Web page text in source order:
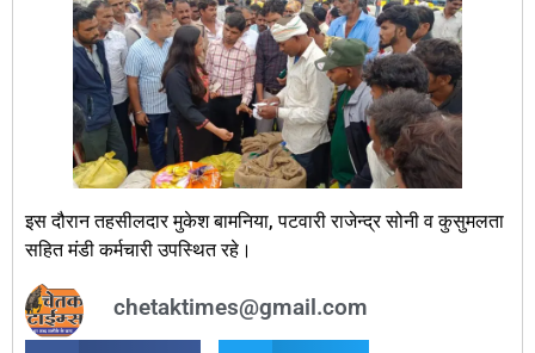
इस दौरान तहसीलदार मुकेश बामनिया, पटवारी राजेन्द्र सोनी व कुसुमलता
सहित मंडी कर्मचारी उपस्थित रहे।
chetaktimes@gmail.com